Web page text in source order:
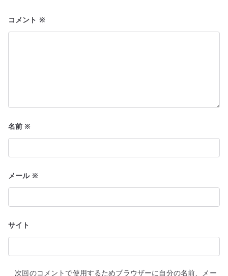
ン
コメント ※
名前※
メール ※
サイト
次回のコメントで使用するためブラウザーに自分の名前、メー